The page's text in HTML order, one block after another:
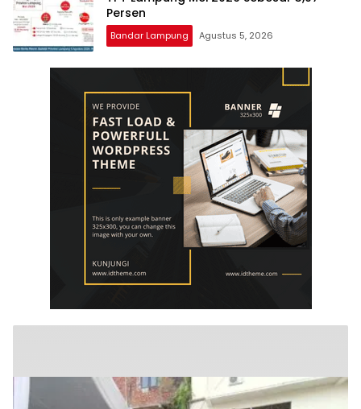
Persen
Bandar Lampung Agustus 5, 2026